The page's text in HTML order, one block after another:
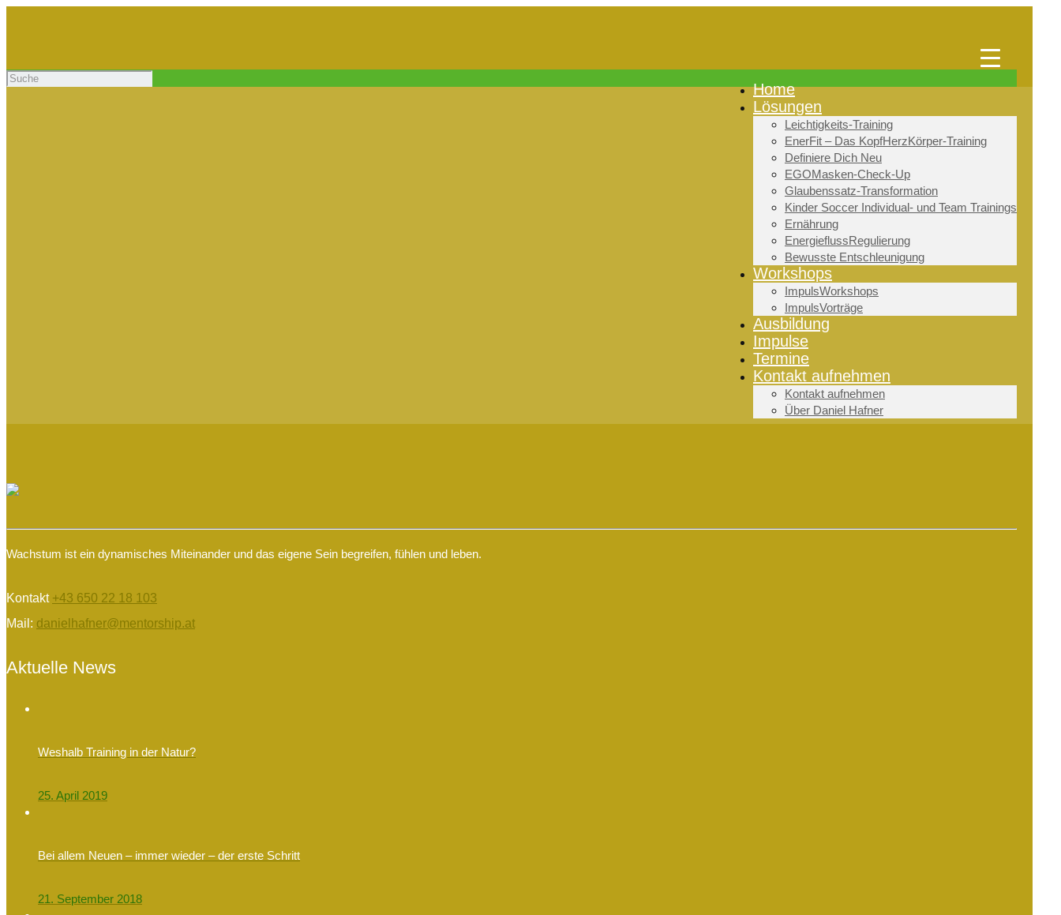
Home
Lösungen
Leichtigkeits-Training
EnerFit – Das KopfHerzKörper-Training
Definiere Dich Neu
EGOMasken-Check-Up
Glaubenssatz-Transformation
Kinder Soccer Individual- und Team Trainings
Ernährung
EnergieflussRegulierung
Bewusste Entschleunigung
Workshops
ImpulsWorkshops
ImpulsVorträge
Ausbildung
Impulse
Termine
Kontakt aufnehmen
Kontakt aufnehmen
Über Daniel Hafner
Wachstum ist ein dynamisches Miteinander und das eigene Sein begreifen, fühlen und leben.
Kontakt +43 650 22 18 103
Mail: danielhafner@mentorship.at
Aktuelle News
Weshalb Training in der Natur?
25. April 2019
Bei allem Neuen – immer wieder – der erste Schritt
21. September 2018